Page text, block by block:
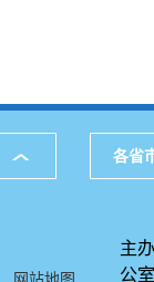
各省
主
公室